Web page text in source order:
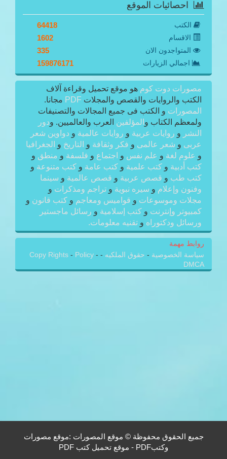
احصائيات الموقع
الكتب 64418
الاقسام 1602
المتواجدون الان 335
اجمالي الزيارات 159876171
مصورات دوت كوم هو موقع تحميل وقراءة آلاف
الكتب والروايات والقصص والمجلات PDF مجانا.
المصورات و الكتب فى جميع المجالات والتصنيفات
ولمعظم الكتاب و المؤلفين العرب والعالميين. ودور
النشر و روايات عربية و روايات عالمية و دواوين شعر
عربى و شعر عالمى و فكر وثقافة و التاريخ و الجغرافيا
و علوم لغة و علم نفس و اجتماع و فلسفة و منطق و
كتب أدبية و كتب علمية و كتب عامة و كتب متنوعة و
كتب طب و قصص عربية و قصص عالمية و سينما
وفنون وإعلام و سيره نبوية و تراجم ومذكرات و
مجلات وموسوعات و قواميس ومعاجم و كتب قانون و
كمبيوتر وإنترنت و كتب إسلامية و رسائل ماجستير
ورسائل ودكتوراه و تقنيه معلومات.
روابط مهمة
سياسة الخصوصية - حقوق الملكيه -
Copy Rights - Policy -
DMCA
جميع الحقوق محفوظة © موقع المصورات :موقع مصورات
وكتبPDF - موقع تحميل كتب PDF